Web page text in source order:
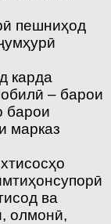
пешниҳод
карда
– барои
барои
марказ
ва
олмонӣ,